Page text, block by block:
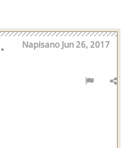
Napisano Jun 26, 2017